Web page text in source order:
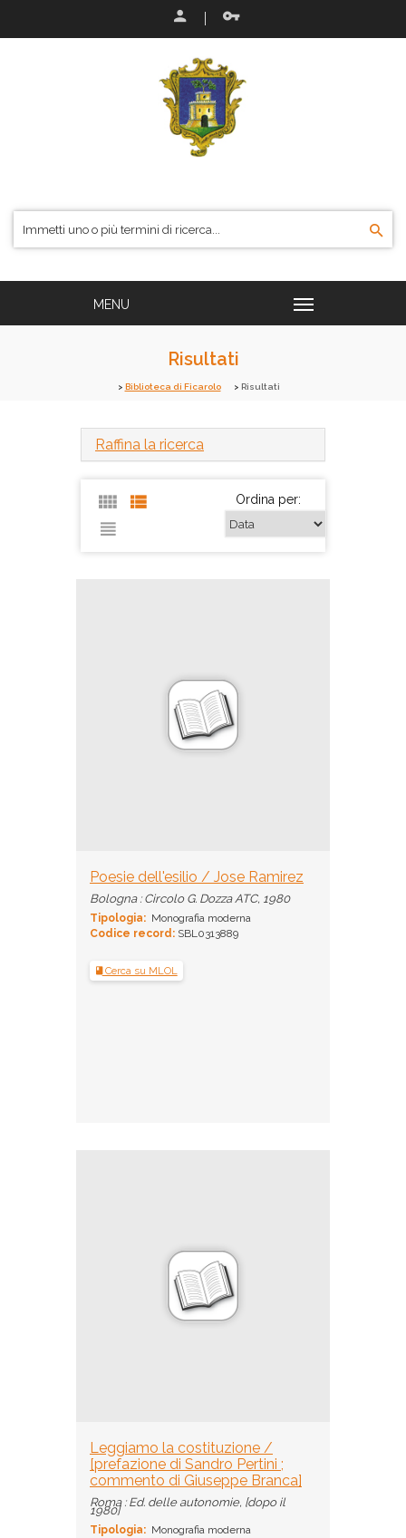
Risultati
Biblioteca di Ficarolo Risultati
Raffina la ricerca
Ordina per:
Poesie dell'esilio / Jose Ramirez
Bologna : Circolo G. Dozza ATC, 1980
Tipologia: Monografia moderna
Codice record: SBL0313889
Cerca su MLOL
Leggiamo la costituzione /
[prefazione di Sandro Pertini ;
commento di Giuseppe Branca]
Roma : Ed. delle autonomie, [dopo il
1980]
Tipologia: Monografia moderna